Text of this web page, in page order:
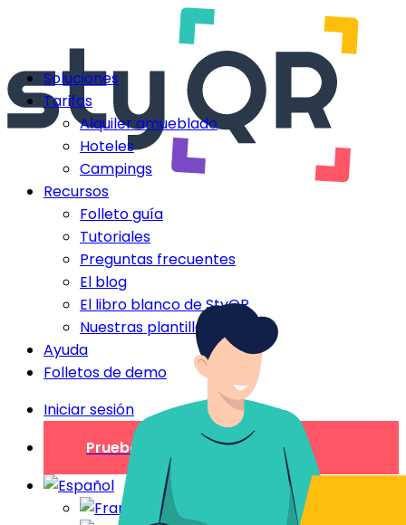
Soluciones
Tarifas
Alquiler amueblado
Hoteles
Campings
Recursos
Folleto guía
Tutoriales
Preguntas frecuentes
El blog
El libro blanco de StyQR
Nuestras plantillas StyQR
Ayuda
Folletos de demo
Iniciar sesión
Prueba gratuita